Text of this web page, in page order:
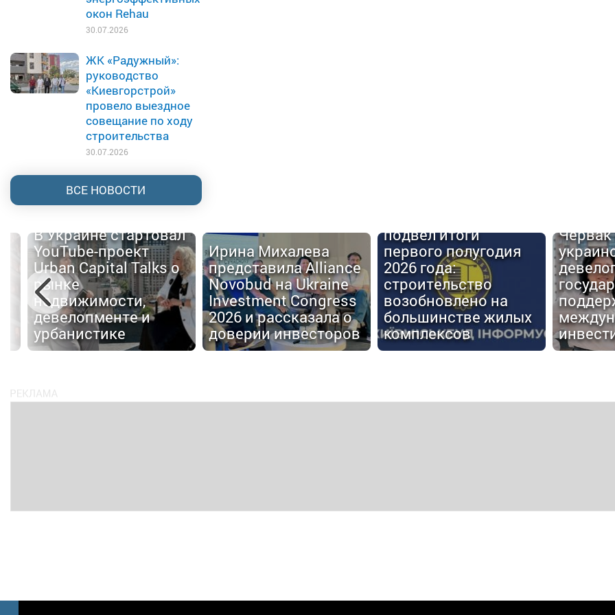
окон Rehau
30.07.2026
ЖК «Радужный»:
руководство
«Киевгорстрой»
провело выездное
совещание по ходу
строительства
30.07.2026
ВСЕ НОВОСТИ
В Украине стартовал
YouTube-проект
Urban Capital Talks о
рынке
недвижимости,
девелопменте и
урбанистике
Ирина Михалева
представила Alliance
Novobud на Ukraine
Investment Congress
2026 и рассказала о
доверии инвесторов
подвел итоги
первого полугодия
2026 года:
строительство
возобновлено на
большинстве жилых
комплексов